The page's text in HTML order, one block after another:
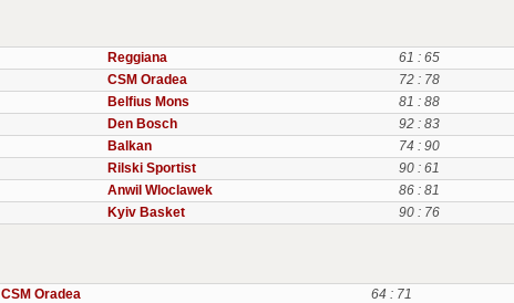
Reggiana
61 : 65
CSM Oradea
72 : 78
Belfius Mons
81 : 88
Den Bosch
92 : 83
Balkan
74 : 90
Rilski Sportist
90 : 61
Anwil Wloclawek
86 : 81
Kyiv Basket 90 : 76
CSM Oradea
64 : 71